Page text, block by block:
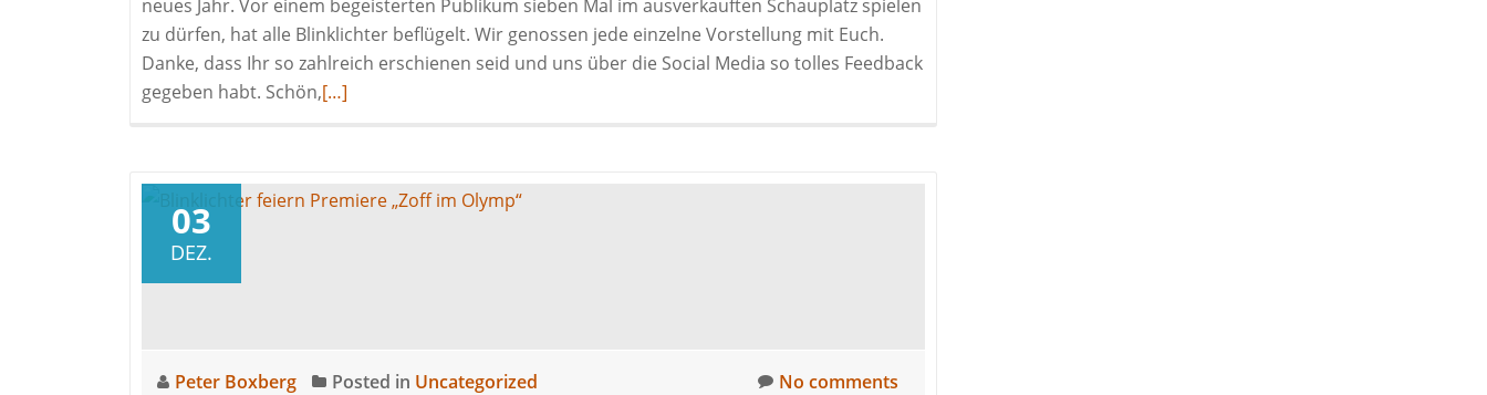
neues Jahr. Vor einem begeisterten Publikum sieben Mal im ausverkauften Schauplatz spielen
zu dürfen, hat alle Blinklichter beflügelt. Wir genossen jede einzelne Vorstellung mit Euch.
Danke, dass Ihr so zahlreich erschienen seid und uns über die Social Media so tolles Feedback
gegeben habt. Schön,Read
Weihnachten
[…]
03
DEZ.
Peter Boxberg Posted in Uncategorized No comments